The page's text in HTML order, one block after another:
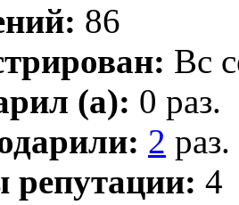
86
Вс
(а): 0 раз.
2 раз.
4